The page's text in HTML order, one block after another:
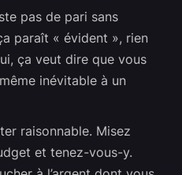
pas de pari sans
paraît « évident », rien
ça veut dire que vous
inévitable à un
raisonnable. Misez
et tenez-vous-y.